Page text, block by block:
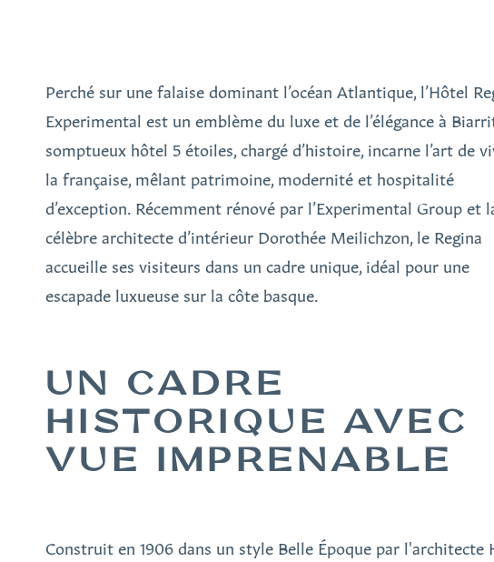
Perché sur une falaise dominant l’océan Atlantique, l’Hôtel
Experimental est un emblème du luxe et de l’élégance à
somptueux hôtel 5 étoiles, chargé d’histoire, incarne l’art de
la française, mêlant patrimoine, modernité et hospitalité
d’exception. Récemment rénové par l’Experimental Group et
célèbre architecte d’intérieur Dorothée Meilichzon, le Regina
accueille ses visiteurs dans un cadre unique, idéal pour une
escapade luxueuse sur la côte basque.
UN CADRE
HISTORIQUE AVEC
VUE IMPRENABLE
Construit en 1906 dans un style Belle Époque par l'architecte